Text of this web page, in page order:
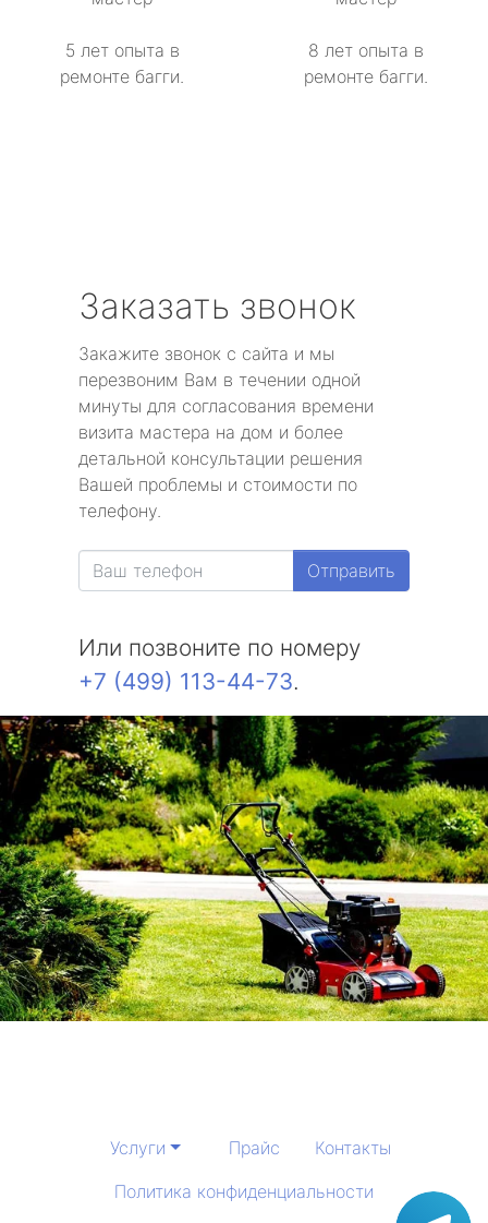
5 лет опыта в
ремонте багги.
8 лет опыта в
ремонте багги.
Заказать звонок
Закажите звонок с сайта и мы
перезвоним Вам в течении одной
минуты для согласования времени
визита мастера на дом и более
детальной консультации решения
Вашей проблемы и стоимости по
телефону.
Отправить
Или позвоните по номеру
+7 (499) 113-44-73.
Услуги Прайс
Контакты
Политика конфиденциальности